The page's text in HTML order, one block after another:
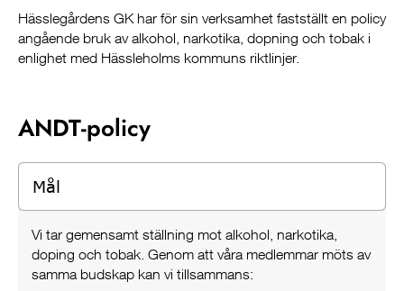
Hässlegårdens GK har för sin verksamhet fastställt en policy
angående bruk av alkohol, narkotika, dopning och tobak i
enlighet med Hässleholms kommuns riktlinjer.
ANDT-policy
Mål
Vi tar gemensamt ställning mot alkohol, narkotika,
doping och tobak. Genom att våra medlemmar möts av
samma budskap kan vi tillsammans: